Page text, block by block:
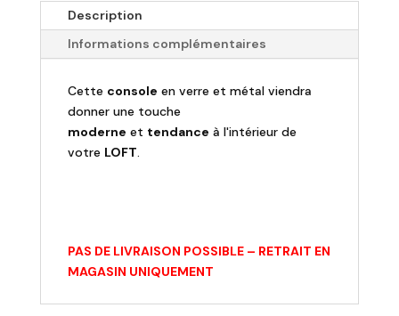
Console
design
verre
métal
chromé
Description
Informations complémentaires
Cette console en verre et métal viendra
donner une touche
moderne et tendance à l'intérieur de
votre LOFT.
PAS DE LIVRAISON POSSIBLE – RETRAIT EN
MAGASIN UNIQUEMENT